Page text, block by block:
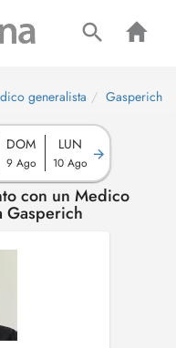
generalista Gasperich
DOM
9 Ago
LUN
10 Ago
con un Medico
Gasperich